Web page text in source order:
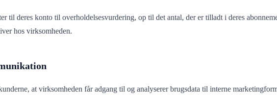
til deres konto til overholdelsesvurdering, op til det antal, der er tilladt i deres
hos virksomheden.
at virksomheden får adgang til og analyserer brugsdata til interne